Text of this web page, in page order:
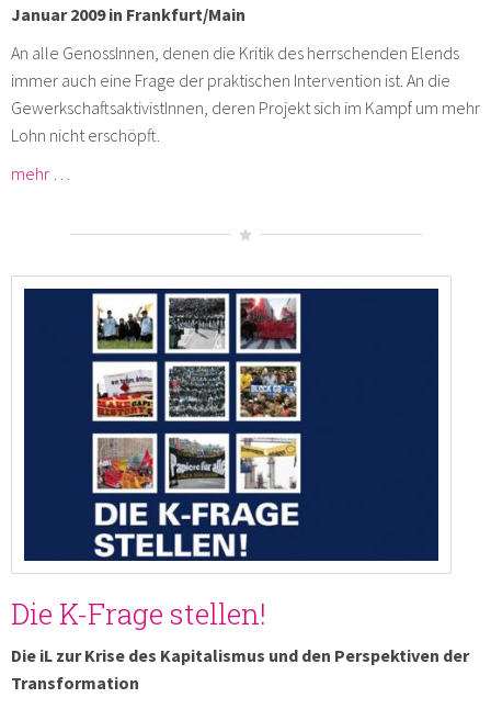
Januar 2009 in Frankfurt/Main
An alle GenossInnen, denen die Kritik des herrschenden Elends
immer auch eine Frage der praktischen Intervention ist. An die
GewerkschaftsaktivistInnen, deren Projekt sich im Kampf um mehr
Lohn nicht erschöpft.
mehr …
Die K-Frage stellen!
Die iL zur Krise des Kapitalismus und den Perspektiven der
Transformation